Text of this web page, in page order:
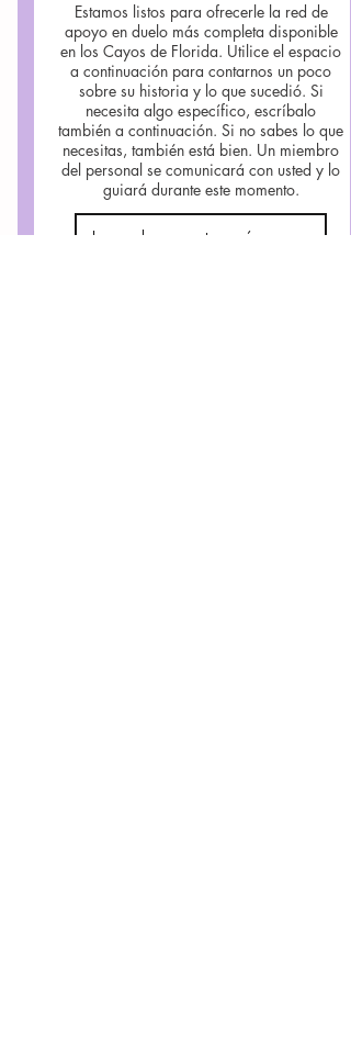
Estamos listos para ofrecerle la red de
apoyo en duelo más completa disponible
en los Cayos de Florida. Utilice el espacio
a continuación para contarnos un poco
sobre su historia y lo que sucedió. Si
necesita algo específico, escríbalo
también a continuación. Si no sabes lo que
necesitas, también está bien. Un miembro
del personal se comunicará con usted y lo
guiará durante este momento.